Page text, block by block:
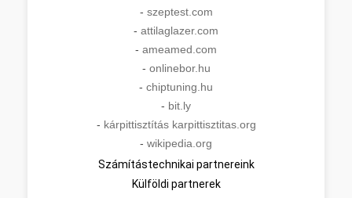
- szeptest.com
- attilaglazer.com
- ameamed.com
- onlinebor.hu
- chiptuning.hu
- bit.ly
- kárpittisztítás karpittisztitas.org
- wikipedia.org
Számítástechnikai partnereink
Külföldi partnerek